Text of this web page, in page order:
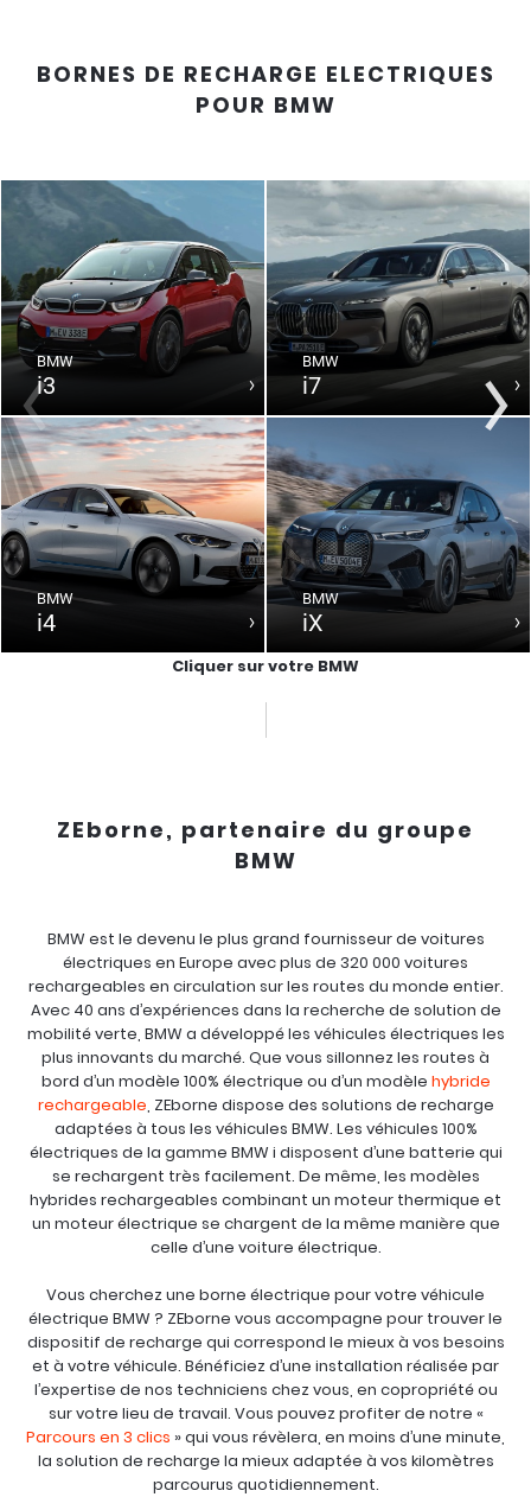
BORNES DE RECHARGE ELECTRIQUES
POUR BMW
BMW
i3
BMW
i4
BMW
i7
BMW
iX
Cliquer sur votre BMW
ZEborne, partenaire du groupe
BMW
BMW est le devenu le plus grand fournisseur de voitures
électriques en Europe avec plus de 320 000 voitures
rechargeables en circulation sur les routes du monde entier.
Avec 40 ans d’expériences dans la recherche de solution de
mobilité verte, BMW a développé les véhicules électriques les
plus innovants du marché. Que vous sillonnez les routes à
bord d’un modèle 100% électrique ou d’un modèle hybride
rechargeable, ZEborne dispose des solutions de recharge
adaptées à tous les véhicules BMW. Les véhicules 100%
électriques de la gamme BMW i disposent d’une batterie qui
se rechargent très facilement. De même, les modèles
hybrides rechargeables combinant un moteur thermique et
un moteur électrique se chargent de la même manière que
celle d’une voiture électrique.
Vous cherchez une borne électrique pour votre véhicule
électrique BMW ? ZEborne vous accompagne pour trouver le
dispositif de recharge qui correspond le mieux à vos besoins
et à votre véhicule. Bénéficiez d’une installation réalisée par
l’expertise de nos techniciens chez vous, en copropriété ou
sur votre lieu de travail. Vous pouvez profiter de notre «
Parcours en 3 clics » qui vous révèlera, en moins d’une minute,
la solution de recharge la mieux adaptée à vos kilomètres
parcourus quotidiennement.